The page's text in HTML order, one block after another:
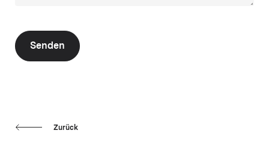
Senden
Zurück